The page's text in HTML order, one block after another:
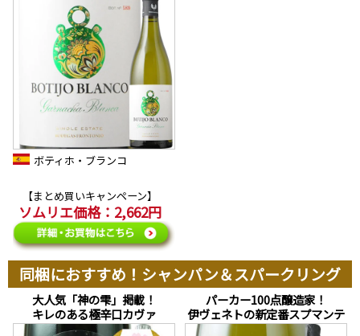
ボティホ・ブランコ
【まとめ買いキャンペーン】
ソムリエ価格：2,662円
同梱におすすめ！シャンパン＆スパークリング
大人気「神の雫」掲載！
キレのある極辛口カヴァ
パーカー100点醸造家！
伊ヴェネトの新定番スプマンテ